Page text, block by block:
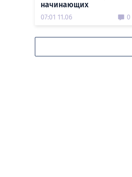
начинающих
07:01 11.06 0